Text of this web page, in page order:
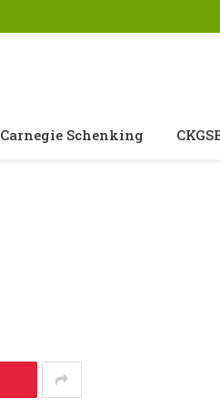
Carnegie Schenking